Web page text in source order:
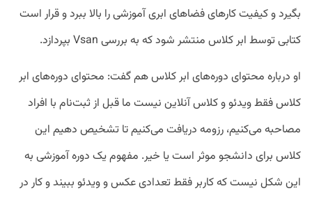
بگیرد و کیفیت کارهای فضاهای ابری آموزشی را بالا ببرد و قرار است
کتابی توسط ابر کلاس منتشر شود که به بررسی Vsan بپردازد.
او درباره محتوای دوره‌های ابر کلاس هم گفت: محتوای دوره‌های ابر
کلاس فقط ویدئو و کلاس آنلاین نیست ما قبل از ثبت‌نام با افراد
مصاحبه می‌کنیم، رزومه دریافت می‌کنیم تا تشخیص دهیم این
کلاس برای دانشجو موثر است یا خیر. مفهوم یک دوره آموزشی به
این شکل نیست که کاربر فقط تعدادی عکس و ویدئو ببیند و کار در